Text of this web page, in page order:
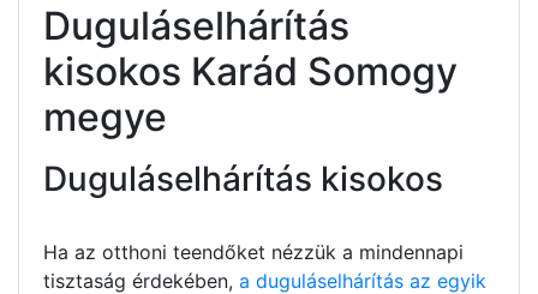
Duguláselhárítás
kisokos Karád Somogy
megye
Duguláselhárítás kisokos
Ha az otthoni teendőket nézzük a mindennapi
tisztaság érdekében, a duguláselhárítás az egyik